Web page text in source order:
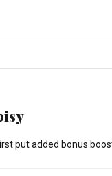
put added bonus